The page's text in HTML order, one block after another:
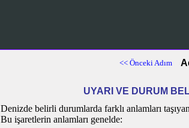
<< Önceki Adım
UYARI VE DURUM
Denizde belirli durumlarda farklı anlamları
Bu işaretlerin anlamları genelde: